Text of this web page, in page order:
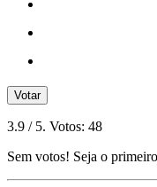
Votar
3.9 / 5. Votos: 48
Sem votos! Seja o